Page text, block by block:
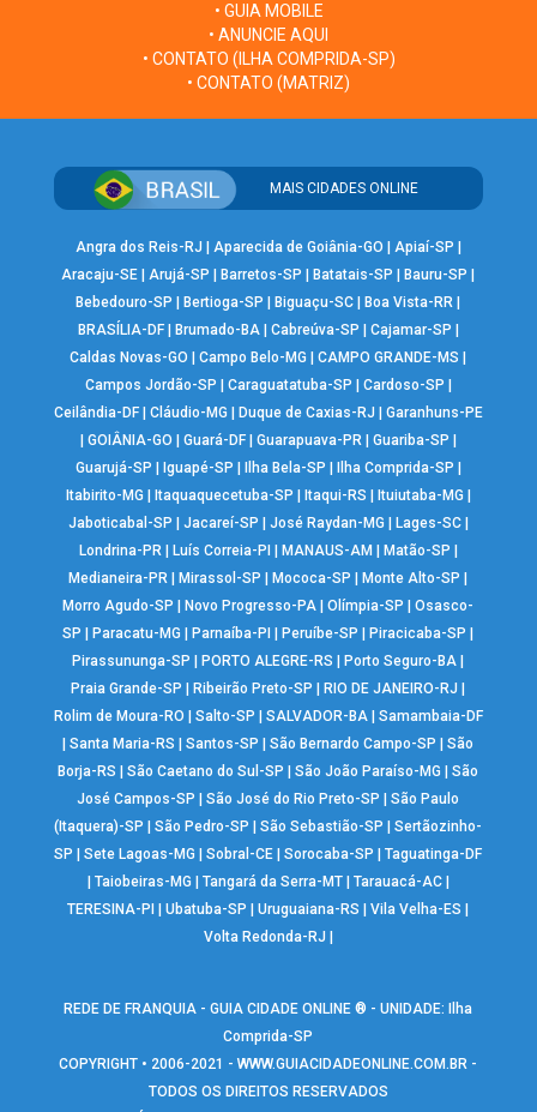
• GUIA MOBILE
• ANUNCIE AQUI
• CONTATO (ILHA COMPRIDA-SP)
• CONTATO (MATRIZ)
MAIS CIDADES ONLINE
Angra dos Reis-RJ | Aparecida de Goiânia-GO | Apiaí-SP |
Aracaju-SE | Arujá-SP |Barretos-SP |Batatais-SP |Bauru-SP |
Bebedouro-SP |Bertioga-SP |Biguaçu-SC |Boa Vista-RR |
BRASÍLIA-DF| Brumado-BA| Cabreúva-SP | Cajamar-SP |
Caldas Novas-GO |Campo Belo-MG |CAMPO GRANDE-MS |
Campos Jordão-SP | Caraguatatuba-SP | Cardoso-SP |
Ceilândia-DF| Cláudio-MG | Duque de Caxias-RJ | Garanhuns-PE
| GOIÂNIA-GO | Guará-DF| Guarapuava-PR | Guariba-SP |
Guarujá-SP | Iguapé-SP | Ilha Bela-SP | Ilha Comprida-SP |
Itabirito-MG | Itaquaquecetuba-SP | Itaqui-RS | Ituiutaba-MG |
Jaboticabal-SP | Jacareí-SP | José Raydan-MG | Lages-SC|
Londrina-PR | Luís Correia-PI | MANAUS-AM | Matão-SP |
Medianeira-PR |Mirassol-SP |Mococa-SP |Monte Alto-SP |
Morro Agudo-SP |Novo Progresso-PA |Olímpia-SP |Osasco-
SP |Paracatu-MG |Parnaíba-PI |Peruíbe-SP |Piracicaba-SP |
Pirassununga-SP |PORTO ALEGRE-RS |Porto Seguro-BA |
Praia Grande-SP |Ribeirão Preto-SP |RIO DE JANEIRO-RJ |
Rolim de Moura-RO | Salto-SP | SALVADOR-BA| Samambaia-DF
|Santa Maria-RS |Santos-SP |São Bernardo Campo-SP |São
Borja-RS |São Caetano do Sul-SP |São João Paraíso-MG |São
José Campos-SP |São José do Rio Preto-SP |São Paulo
(Itaquera)-SP |São Pedro-SP |São Sebastião-SP |Sertãozinho-
SP |Sete Lagoas-MG |Sobral-CE |Sorocaba-SP |Taguatinga-DF
| Taiobeiras-MG | Tangará da Serra-MT| Tarauacá-AC|
TERESINA-PI |Ubatuba-SP |Uruguaiana-RS |Vila Velha-ES |
Volta Redonda-RJ |
REDE DE FRANQUIA - GUIA CIDADE ONLINE ® - UNIDADE: Ilha
Comprida-SP
COPYRIGHT • 2006-2021 -WWW.GUIACIDADEONLINE.COM.BR -
TODOS OS DIREITOS RESERVADOS